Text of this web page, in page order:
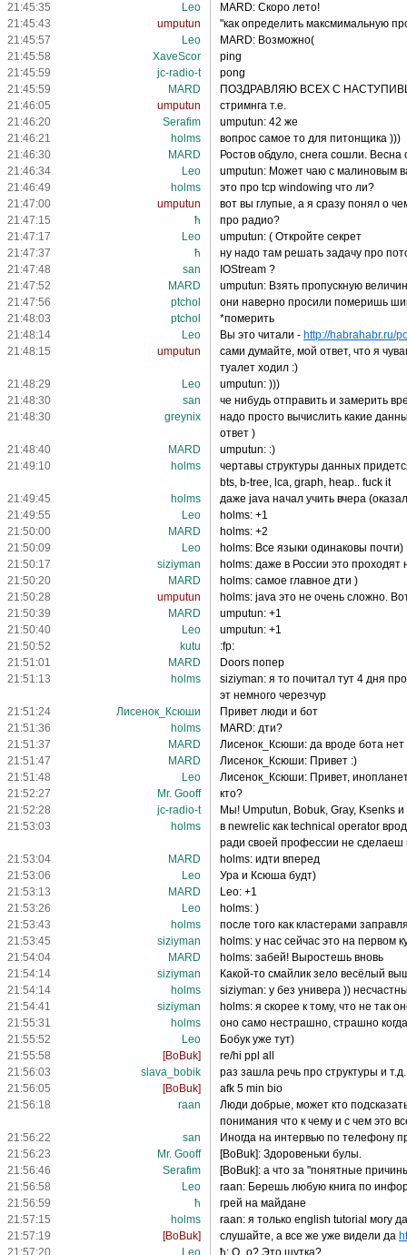
21:45:35
Leo
MARD: Скоро лето!
21:45:43
umputun
"как определить максмимальную
21:45:57
Leo
MARD: Возможно(
21:45:58
XaveScor
ping
21:45:59
jc-radio-t
pong
21:45:59
MARD
ПОЗДРАВЛЯЮ ВСЕХ С
21:46:05
umputun
стримнга т.е.
21:46:20
Serafim
umputun: 42 же
21:46:21
holms
вопрос самое то для питонщика )))
21:46:30
MARD
Ростов обдуло, снега сошли.
21:46:34
Leo
umputun: Может чаю с малиновым
21:46:49
holms
это про tcp windowing что ли?
21:47:00
umputun
вот вы глупые, а я сразу понял о
21:47:15
ħ
про радио?
21:47:17
Leo
umputun: ( Откройте секрет
21:47:37
ħ
ну надо там решать задачу про
21:47:48
san
IOStream ?
21:47:52
MARD
umputun: Взять пропускную
21:47:56
ptchol
они наверно просили померишь
21:48:03
ptchol
*померить
21:48:14
Leo Вы это читали - http://habrahabr.ru/
21:48:15
umputun
сами думайте, мой ответ, что я
туалет ходил :)
21:48:29
Leo
umputun: )))
21:48:30
san
че нибудь отправить и замерить
21:48:30
greynix
надо просто вычислить какие
ответ )
21:48:40
MARD
umputun: :)
21:49:10
holms
чертавы структуры данных
bts, b-tree, lca, graph, heap.. fuck it
21:49:45
holms
даже java начал учить вчера
21:49:55
Leo
holms: +1
21:50:00
MARD
holms: +2
21:50:09
Leo
holms: Все языки одинаковы почти)
21:50:17
siziyman
holms: даже в России это
21:50:20
MARD
holms: самое главное дти )
21:50:28
umputun
holms: java это не очень сложно.
21:50:39
MARD
umputun: +1
21:50:40
Leo
umputun: +1
21:50:52
kutu
:fp:
21:51:01
MARD
Doors попер
21:51:13
holms
siziyman: я то почитал тут 4 дня
эт немного черезчур
21:51:24
Лисенок_Ксюши
Привет люди и бот
21:51:36
holms
MARD: дти?
21:51:37
MARD
Лисенок_Ксюши: да вроде бота нет
21:51:47
MARD
Лисенок_Ксюши: Привет :)
21:51:48
Leo
Лисенок_Ксюши: Привет,
21:52:27
Mr. Gooff
кто?
21:52:28
jc-radio-t
Мы! Umputun, Bobuk, Gray, Ksenks
21:53:03
holms
в newrelic как technical operator
ради своей профессии не сделаеш
21:53:04
MARD
holms: идти вперед
21:53:06
Leo
Ура и Ксюша будт)
21:53:13
MARD
Leo: +1
21:53:26
Leo
holms: )
21:53:43
holms
после того как кластерами
21:53:45
siziyman
holms: у нас сейчас это на первом
21:54:04
MARD
holms: забей! Выростешь вновь
21:54:14
siziyman
Какой-то смайлик зело весёлый
21:54:14
holms
siziyman: у без универа ))
21:54:41
siziyman
holms: я скорее к тому, что не так
21:55:31
holms
оно само нестрашно, страшно
21:55:52
Leo
Бобук уже тут)
21:55:58
[BoBuk]
re/hi ppl all
21:56:03
slava_bobik
раз зашла речь про структуры и
21:56:05
[BoBuk]
afk 5 min bio
21:56:18
raan
Люди добрые, может кто
понимания что к чему и с чем это
21:56:22
san
Иногда на интервью по телефону
21:56:23
Mr. Gooff
[BoBuk]: Здоровеньки булы.
21:56:46
Serafim
[BoBuk]: а что за "понятные
21:56:58
Leo
raan: Берешь любую книга по
21:56:59
ħ
грей на майдане
21:57:15
holms
raan: я только english tutorial могу
21:57:19
[BoBuk] слушайте, а все же уже видели да
21:57:20
Leo ħ: О_о? Это шутка?